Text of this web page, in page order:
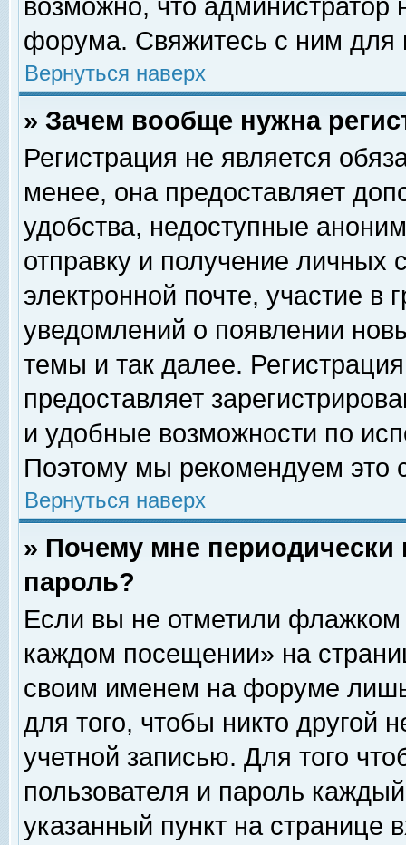
возможно, что
форума. Свяжитесь с ним для
Вернуться наверх
» Зачем вообще нужна
Регистрация не является
менее, она предоставляет
удобства, недоступные
отправку и получение личных
электронной почте, участие в
уведомлений о появлении
темы и так далее.
предоставляет
и удобные возможности по
Поэтому мы рекомендуем это
Вернуться наверх
» Почему мне
пароль?
Если вы не отметили флажком
каждом посещении» на
своим именем на форуме
для того, чтобы никто другой
учетной записью. Для того
пользователя и пароль
указанный пункт на